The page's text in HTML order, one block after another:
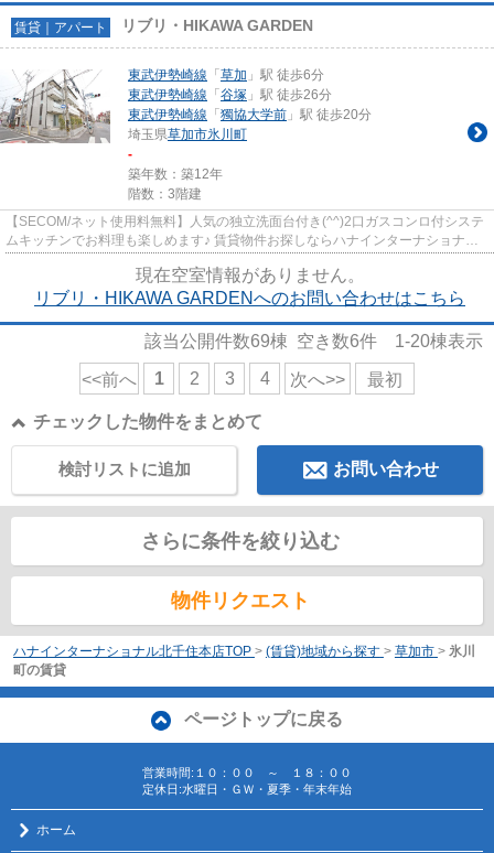
賃貸｜アパート リブリ・HIKAWA GARDEN
東武伊勢崎線 「 草加 」駅 徒歩6分
東武伊勢崎線 「 谷塚 」駅 徒歩26分
東武伊勢崎線 「 獨協大学前 」駅 徒歩20分
埼玉県草加市氷川町
-
築年数：築12年
階数：3階建
【SECOM/ネット使用料無料】人気の独立洗面台付き(^^)2口ガスコンロ付システ
ムキッチンでお料理も楽しめます♪ 賃貸物件お探しならハナインターナショナル
現在空室情報がありません。
リブリ・HIKAWA GARDENへのお問い合わせはこちら
該当公開件数69棟 空き数6件 1-20棟表示
<<前へ 1 2 3 4 次へ>> 最初
チェックした物件をまとめて
お問い合わせ
検討リストに追加
さらに条件を絞り込む
物件リクエスト
ハナインターナショナル北千住本店TOP > (賃貸)地域から探す > 草加市 > 氷川
町の賃貸
ページトップに戻る
営業時間:１０：００ ～ １８：００
定休日:水曜日・ＧＷ・夏季・年末年始
ホーム